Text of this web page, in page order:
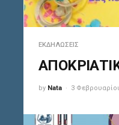
ΕΚΔΗΛΏΣΕΙΣ
by Nata 3